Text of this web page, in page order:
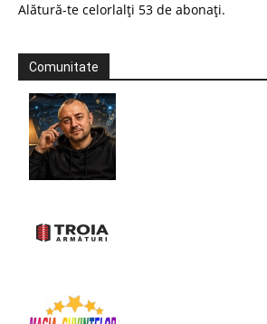
Alătură-te celorlalți 53 de abonați.
Comunitate